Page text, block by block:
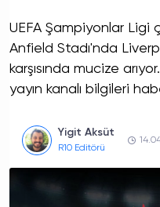
UEFA Şampiyonlar Ligi
Anfield Stadı'nda
karşısında mucize
yayın kanalı bilgileri
Yigit Aksüt
R10 Editörü